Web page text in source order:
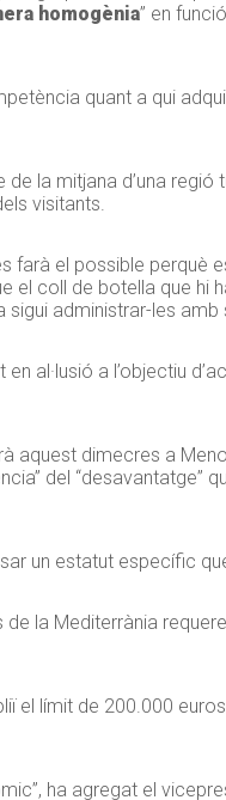
homogènia” en
quant a qui
la mitjana d’una regió
visitants.
farà el possible perquè
el coll de botella que hi
sigui administrar-les
al·lusió a l’objectiu
aquest dimecres a
del “desavantatge”
un estatut específic
la Mediterrània
el límit de 200.000
ha agregat el